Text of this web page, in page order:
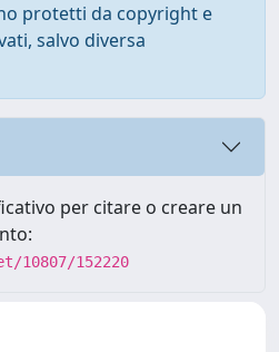
protetti da copyright e
salvo diversa
per citare o creare un
152220